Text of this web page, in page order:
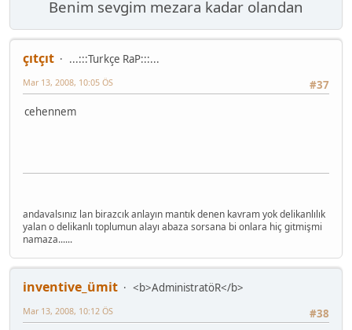
Benim sevgim mezara kadar olandan
çıtçıt
...:::Turkçe RaP:::...
#37
Mar 13, 2008, 10:05 ÖS
cehennem
andavalsınız lan birazcık anlayın mantık denen kavram yok delikanlılık
yalan o delikanlı toplumun alayı abaza sorsana bi onlara hiç gitmişmi
namaza......
inventive_ümit
<b>AdministratöR</b>
#38
Mar 13, 2008, 10:12 ÖS